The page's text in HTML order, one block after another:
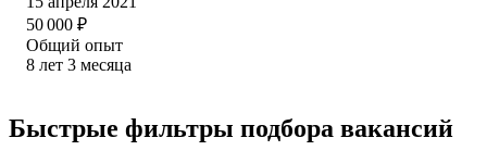
50 000 ₽
Общий опыт
8 лет 3 месяца
Быстрые фильтры подбора вакансий